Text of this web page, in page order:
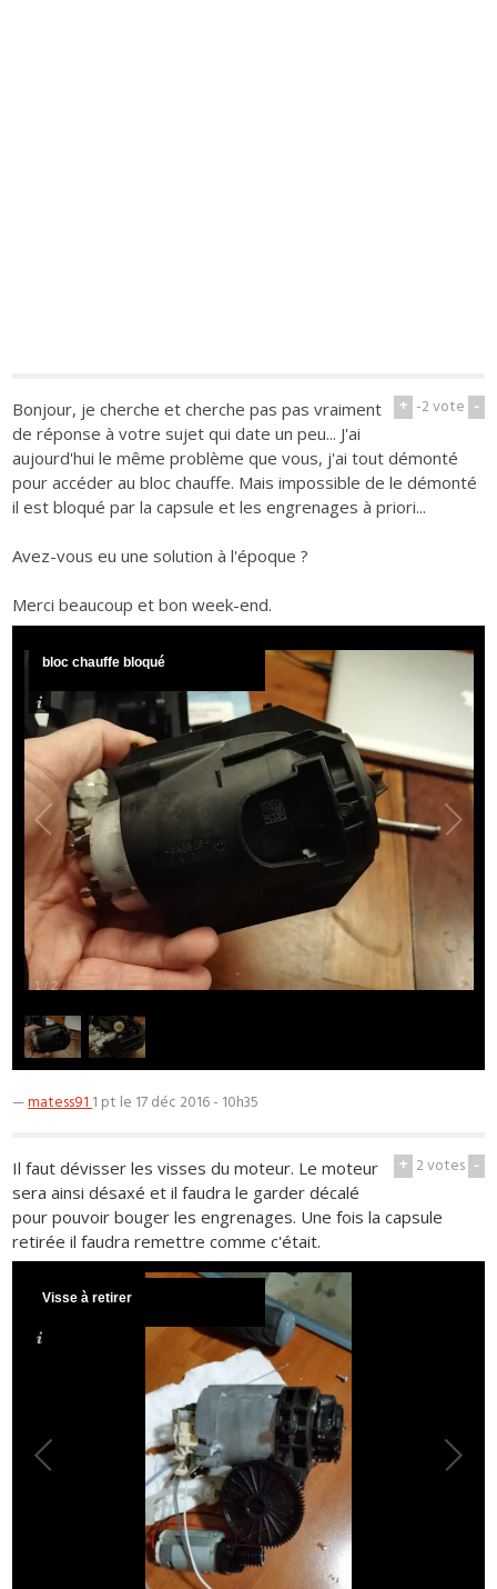
+ -2vote -
Bonjour, je cherche et cherche pas pas vraiment
de réponse à votre sujet qui date un peu... J'ai
aujourd'hui le même problème que vous, j'ai tout démonté
pour accéder au bloc chauffe. Mais impossible de le démonté
il est bloqué par la capsule et les engrenages à priori...
Avez-vous eu une solution à l'époque ?
Merci beaucoup et bon week-end.
1 /2
bloc chauffe bloqué
—matess911 pt le 17 déc 2016 - 10h35
+ 2votes -
Il faut dévisser les visses du moteur. Le moteur
sera ainsi désaxé et il faudra le garder décalé
pour pouvoir bouger les engrenages. Une fois la capsule
retirée il faudra remettre comme c'était.
Visse à retirer